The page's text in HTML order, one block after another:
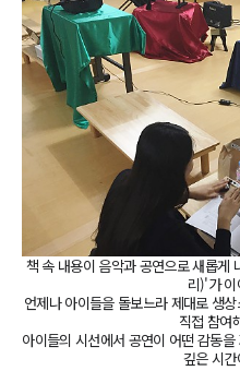
책 속 내용이 음악과 공연으로 새롭게
리)'가
언제나 아이들을 돌보느라 제대로 생
직접 참여
아이들의 시선에서 공연이 어떤 감동
깊은 시